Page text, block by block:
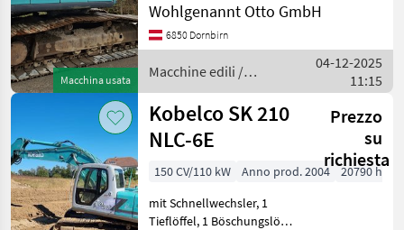
Macchina usata
Schnellwechsler BMT mit
900mm 3 Stegplatten;
Macchine edili Escavatori
cingolati
Wohlgenannt Otto GmbH
6850 Dornbirn
Macchine edili /
Kobelco
04-12-2025
11:15
Kobelco SK 210
NLC-6E
Prezzo
su
richiesta
150 CV/110 kW Anno prod. 2004
20790 h
mit Schnellwechsler, 1
Tieflöffel, 1 Böschungslöffel